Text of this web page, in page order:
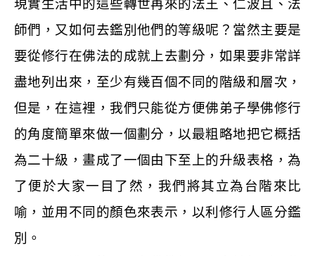
現實生活中的這些轉世再來的法王、仁波且、法
師們，又如何去鑑別他們的等級呢？當然主要是
要從修行在佛法的成就上去劃分，如果要非常詳
盡地列出來，至少有幾百個不同的階級和層次，
但是，在這裡，我們只能從方便佛弟子學佛修行
的角度簡單來做一個劃分，以最粗略地把它概括
為二十級，畫成了一個由下至上的升級表格，為
了便於大家一目了然，我們將其立為台階來比
喻，並用不同的顏色來表示，以利修行人區分鑑
別。